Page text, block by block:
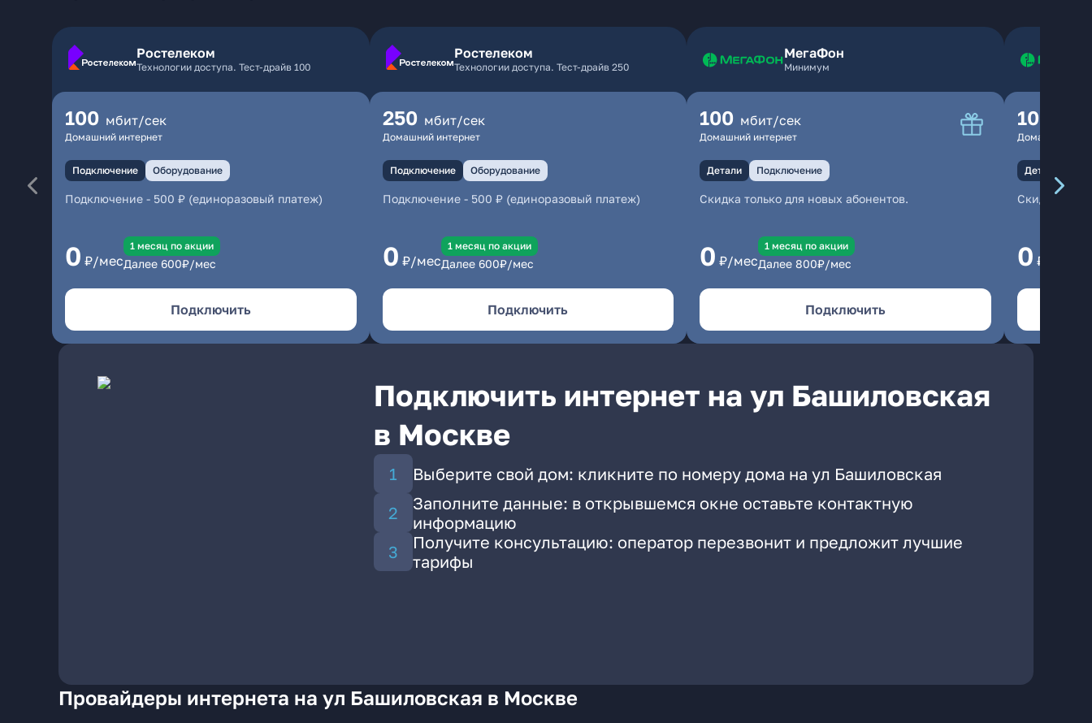
Ростелеком
Технологии доступа. Тест-драйв 100
100 мбит/сек
Домашний интернет
Подключение Оборудование
Подключение - 500 ₽ (единоразовый платеж)
0 ₽/мес
1 месяц по акции
Далее 600₽/мес
Подключить
Ростелеком
Технологии доступа. Тест-драйв 250
250 мбит/сек
Домашний интернет
Подключение Оборудование
Подключение- 500 ₽ (единоразовый платеж)
0 ₽/мес
1 месяц по акции
Далее 600₽/мес
Подключить
МегаФон
Минимум
100 мбит/сек
Домашний интернет
Детали Подключение
Скидка только для новых абонентов.
0 ₽/мес
1 месяц по акции
Далее 800₽/мес
Подключить
100
Домашний
Детали
Скидка
0 ₽/мес
Подключить интернет на ул Башиловская
в Москве
Выберите свой дом: кликните по номеру дома на ул Башиловская
Заполните данные: в открывшемся окне оставьте контактную
информацию
Получите консультацию: оператор перезвонит и предложит лучшие
тарифы
Провайдеры интернета на ул Башиловская в Москве